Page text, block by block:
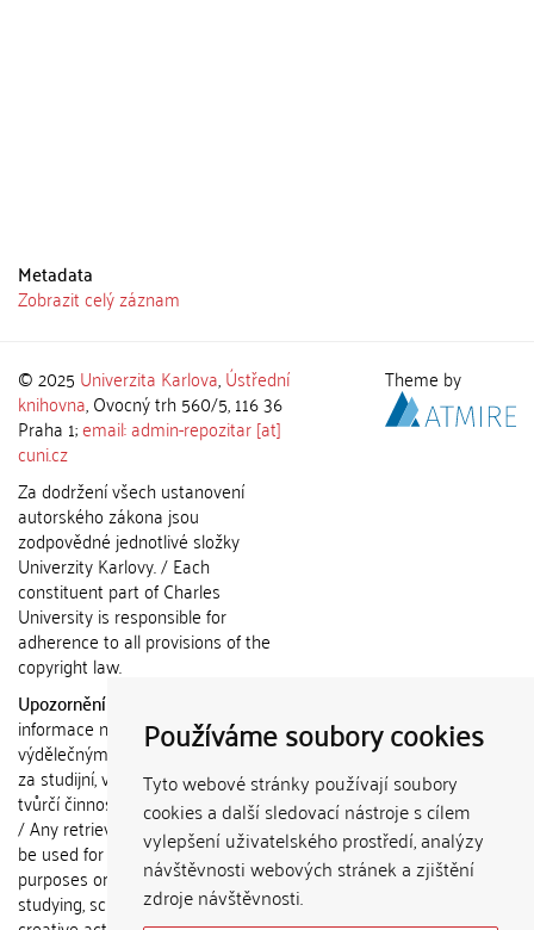
Používáme soubory cookies
Tyto webové stránky používají soubory
cookies a další sledovací nástroje s cílem
vylepšení uživatelského prostředí, analýzy
návštěvnosti webových stránek a zjištění
zdroje návštěvnosti.
Metadata
Zobrazit celý záznam
© 2025 Univerzita Karlova,Ústřední
knihovna, Ovocný trh 560/5, 116 36
Praha 1;email: admin-repozitar [at]
cuni.cz
Za dodržení všech ustanovení
autorského zákona jsou
zodpovědné jednotlivé složky
Univerzity Karlovy. / Each
constituent part of Charles
University is responsible for
adherence to all provisions of the
copyright law.
Upozornění / Notice:
informace nemohou být použity k
výdělečným účelům nebo vydávány
za studijní, vědeckou nebo jinou
tvůrčí činnost jiné osoby než autora.
/ Any retrieved information shall not
be used for any commercial
purposes or claimed as results of
studying, scientific or any other
Theme by